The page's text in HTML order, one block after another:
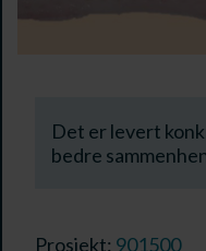
Det er levert
bedre
Prosjekt: 901500